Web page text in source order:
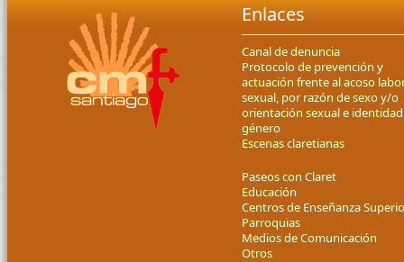
Enlaces
Canal de denuncia
Protocolo de prevención y
actuación frente al acoso
sexual, por razón de sexo y/o
orientación sexual e
género
Escenas claretianas
Paseos con Claret
Educación
Centros de Enseñanza
Parroquias
Medios de Comunicación
Otros